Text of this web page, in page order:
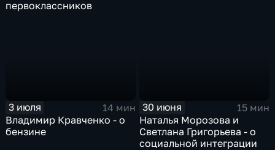
первоклассников
3 июля
14 мин
Владимир Кравченко - о
бензине
30 июня
15 мин
Наталья Морозова и
Светлана Григорьева - о
социальной интеграции